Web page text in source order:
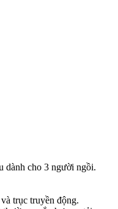
dành cho 3 người ngồi.
trục truyền động.